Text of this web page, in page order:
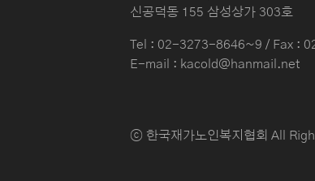
신공덕동 155 삼성상가 303호
Tel : 02-3273-8646~9 / Fax :
E-mail : kacold@hanmail.net
ⓒ 한국재가노인복지협회 All